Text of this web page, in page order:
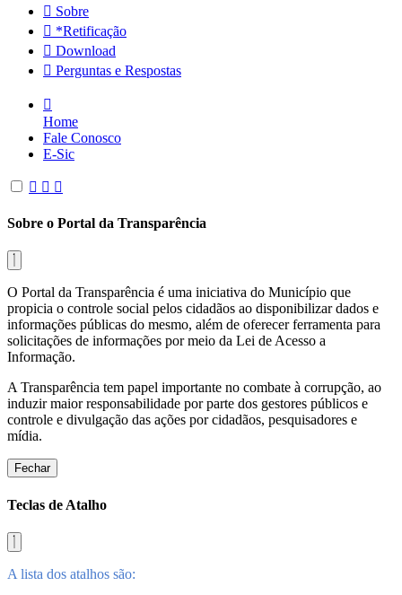
Sobre
*Retificação
Download
Perguntas e Respostas
Home
Fale Conosco
E-Sic
Sobre o Portal da Transparência
O Portal da Transparência é uma iniciativa do Município que
propicia o controle social pelos cidadãos ao disponibilizar dados e
informações públicas do mesmo, além de oferecer ferramenta para
solicitações de informações por meio da Lei de Acesso a
Informação.
A Transparência tem papel importante no combate à corrupção, ao
induzir maior responsabilidade por parte dos gestores públicos e
controle e divulgação das ações por cidadãos, pesquisadores e
mídia.
Fechar
Teclas de Atalho
A lista dos atalhos são: